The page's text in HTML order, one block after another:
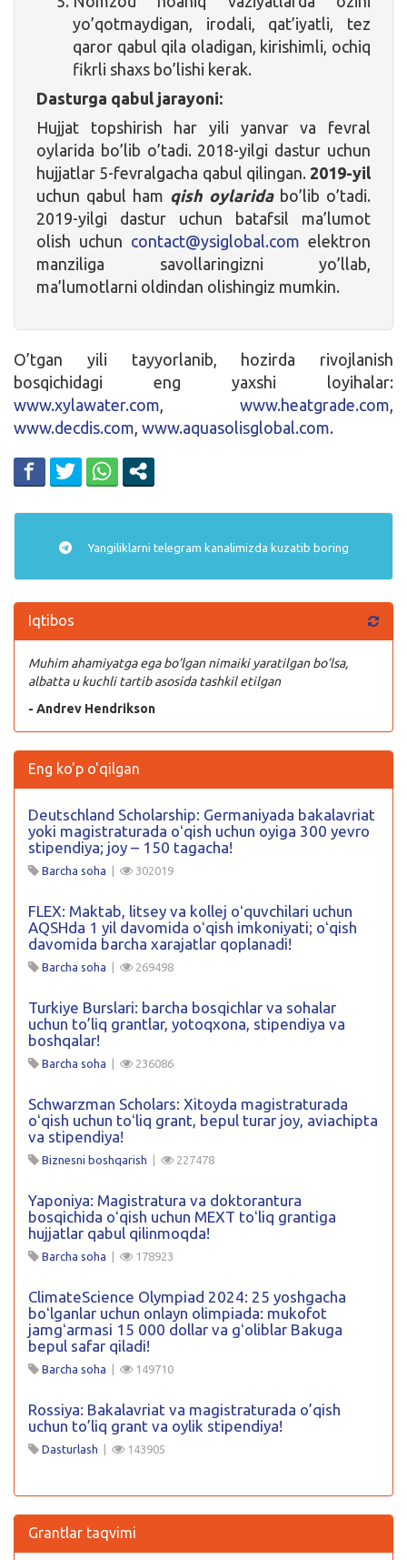
yo’qotmaydigan, irodali, qat’iyatli, tez
qaror qabul qila oladigan, kirishimli, ochiq
fikrli shaxs bo’lishi kerak.
Dasturga qabul jarayoni:
Hujjat topshirish har yili yanvar va fevral
oylarida bo’lib o’tadi. 2018-yilgi dastur uchun
hujjatlar 5-fevralgacha qabul qilingan. 2019-yil
uchun qabul ham qish oylaridabo’lib o’tadi.
2019-yilgi dastur uchun batafsil ma’lumot
olish uchun contact@ysiglobal.com elektron
manziliga savollaringizni yo’llab,
ma’lumotlarni oldindan olishingiz mumkin.
O’tgan yili tayyorlanib, hozirda rivojlanish
bosqichidagi eng yaxshi loyihalar:
www.xylawater.com
www.heatgrade.com
www.decdis.com www.aquasolisglobal.com.
Yangiliklarni telegram kanalimizda kuzatib boring
Iqtibos
Muhim ahamiyatga ega bo’lgan nimaiki yaratilgan bo’lsa,
albatta u kuchli tartib asosida tashkil etilgan
- Andrev Hendrikson
Eng ko'p o'qilgan
Deutschland Scholarship: Germaniyada bakalavriat
yoki magistraturada oʻqish uchun oyiga 300 yevro
stipendiya; joy – 150 tagacha!
Barcha soha | 302019
FLEX: Maktab, litsey va kollej oʻquvchilari uchun
AQSHda 1 yil davomida oʻqish imkoniyati; oʻqish
davomida barcha xarajatlar qoplanadi!
Barcha soha | 269498
Turkiye Burslari: barcha bosqichlar va sohalar
uchun to’liq grantlar, yotoqxona, stipendiya va
boshqalar!
Barcha soha | 236086
Schwarzman Scholars: Xitoyda magistraturada
oʻqish uchun toʻliq grant, bepul turar joy, aviachipta
va stipendiya!
Biznesni boshqarish | 227478
Yaponiya: Magistratura va doktorantura
bosqichida oʻqish uchun MEXT toʻliq grantiga
hujjatlar qabul qilinmoqda!
Barcha soha | 178923
ClimateScience Olympiad 2024: 25 yoshgacha
boʻlganlar uchun onlayn olimpiada: mukofot
jamgʻarmasi 15 000 dollar va gʻoliblar Bakuga
bepul safar qiladi!
Barcha soha | 149710
Rossiya: Bakalavriat va magistraturada o’qish
uchun to’liq grant va oylik stipendiya!
Dasturlash | 143905
Grantlar taqvimi